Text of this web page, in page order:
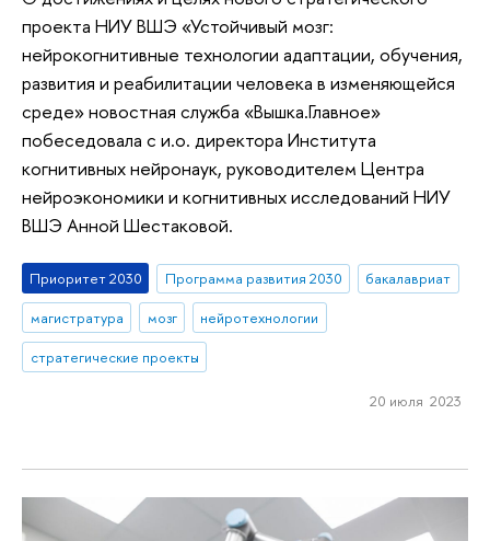
проекта НИУ ВШЭ «Устойчивый мозг:
нейрокогнитивные технологии адаптации, обучения,
развития и реабилитации человека в изменяющейся
среде» новостная служба «Вышка.Главное»
побеседовала с и.о. директора Института
когнитивных нейронаук, руководителем Центра
нейроэкономики и когнитивных исследований НИУ
ВШЭ Анной Шестаковой.
Приоритет 2030 Программа развития 2030
бакалавриат
магистратура
мозг
нейротехнологии
стратегические проекты
20 июля 2023